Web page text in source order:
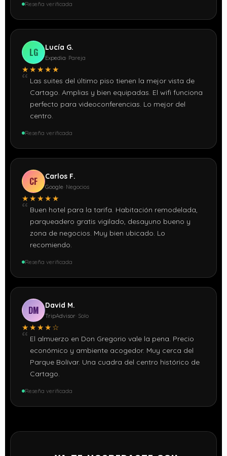
Reseña verificada
LG Lucía G.
Expedia· Pareja
★★★★★
Las suites del último piso tienen la mejor vista de
Cartago. Amplias y bien equipadas. El wifi funciona
perfecto para videoconferencias. Lo mejor del
centro.
Reseña verificada
CF Carlos F.
Google· Negocios
★★★★★
Buen hotel para la tarifa. Habitación remodelada,
parqueadero gratis vigilado, desayuno bueno y
zona de negocios. Muy bien ubicado. Lo
recomiendo.
Reseña verificada
DM David M.
TripAdvisor· Solo
★★★★☆
El almuerzo en Don Gregorio vale la pena. Precio
económico y ambiente acogedor. Muy cerca del
Parque Bolívar. Una cuadra del centro histórico de
Cartago.
Reseña verificada